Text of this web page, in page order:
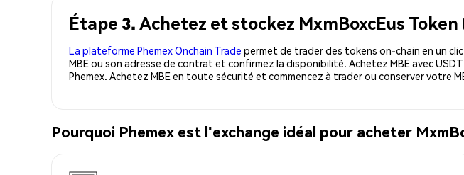
Étape 3. Achetez et stockez MxmBoxcEus
La plateforme Phemex Onchain Trade permet de trader des tokens on-chain en un
MBE ou son adresse de contrat et confirmez la disponibilité. Achetez MBE avec
Phemex. Achetez MBE en toute sécurité et commencez à trader ou conserver votre
Pourquoi Phemex est l'exchange idéal pour acheter